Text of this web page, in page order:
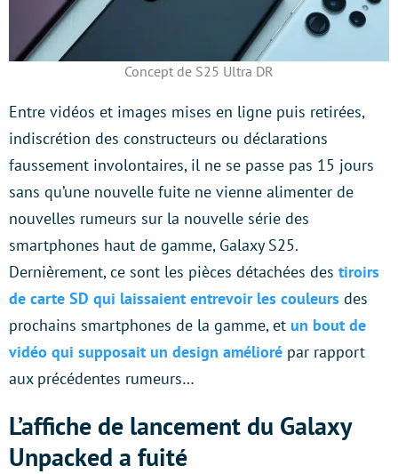
Concept de S25 Ultra DR
Entre vidéos et images mises en ligne puis retirées,
indiscrétion des constructeurs ou déclarations
faussement involontaires, il ne se passe pas 15 jours
sans qu’une nouvelle fuite ne vienne alimenter de
nouvelles rumeurs sur la nouvelle série des
smartphones haut de gamme, Galaxy S25.
Dernièrement, ce sont les pièces détachées des tiroirs
de carte SD qui laissaient entrevoir les couleurs des
prochains smartphones de la gamme, et un bout de
vidéo qui supposait un design amélioré par rapport
aux précédentes rumeurs…
L’affiche de lancement du Galaxy
Unpacked a fuité